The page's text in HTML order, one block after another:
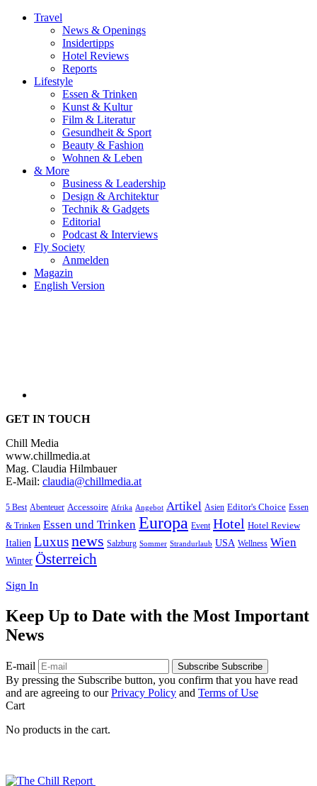
Travel
News & Openings
Insidertipps
Hotel Reviews
Reports
Lifestyle
Essen & Trinken
Kunst & Kultur
Film & Literatur
Gesundheit & Sport
Beauty & Fashion
Wohnen & Leben
& More
Business & Leadership
Design & Architektur
Technik & Gadgets
Editorial
Podcast & Interviews
Fly Society
Anmelden
Magazin
English Version
GET IN TOUCH
Chill Media
www.chillmedia.at
Mag. Claudia Hilmbauer
E-Mail: claudia@chillmedia.at
5 Best Abenteuer Accessoire Afrika Angebot Artikel Asien Editor's Choice Essen
& Trinken Essen und Trinken Europa Event Hotel Hotel Review
Italien Luxusnews Salzburg Sommer Strandurlaub USA Wellness Wien
Winter Österreich
Sign In
Keep Up to Date with the Most Important
News
E-mail Subscribe Subscribe
By pressing the Subscribe button, you confirm that you have read
and are agreeing to ourPrivacy Policy and Terms of Use
Cart
No products in the cart.